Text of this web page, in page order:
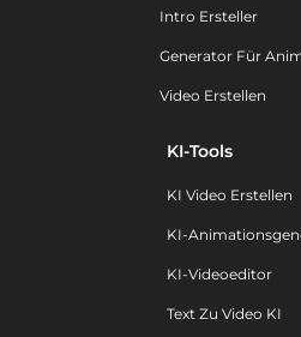
Intro Ersteller
Generator Für
Video Erstellen
KI-Tools
KI Video Erstellen
KI-
KI-Videoeditor
Text Zu Video KI